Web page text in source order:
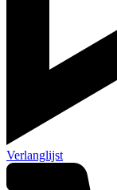
Verlanglijst